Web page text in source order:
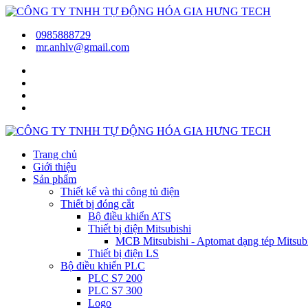
0985888729
mr.anhlv@gmail.com
Trang chủ
Giới thiệu
Sản phẩm
Thiết kế và thi công tủ điện
Thiết bị đóng cắt
Bộ điều khiển ATS
Thiết bị điện Mitsubishi
MCB Mitsubishi - Aptomat dạng tép
Thiết bị điện LS
Bộ điều khiển PLC
PLC S7 200
PLC S7 300
Logo